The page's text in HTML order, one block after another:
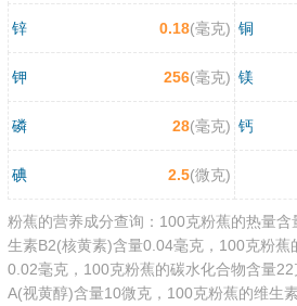
锌 0.18(毫克) 铜
钾 256(毫克) 镁
磷 28(毫克) 钙
碘 2.5(微克)
粉蕉的营养成分查询：100克粉蕉的热量
生素B2(核黄素)含量0.04毫克，100克粉蕉
0.02毫克，100克粉蕉的碳水化合物含量
A(视黄醇)含量10微克，100克粉蕉的维生